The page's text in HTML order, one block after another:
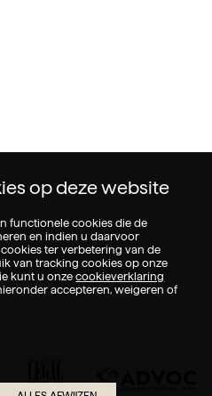
op deze website
functionele cookies die de
en indien u daarvoor
ter verbetering van de
van tracking cookies op onze
kunt u onzecookieverklaring
accepteren, weigeren of